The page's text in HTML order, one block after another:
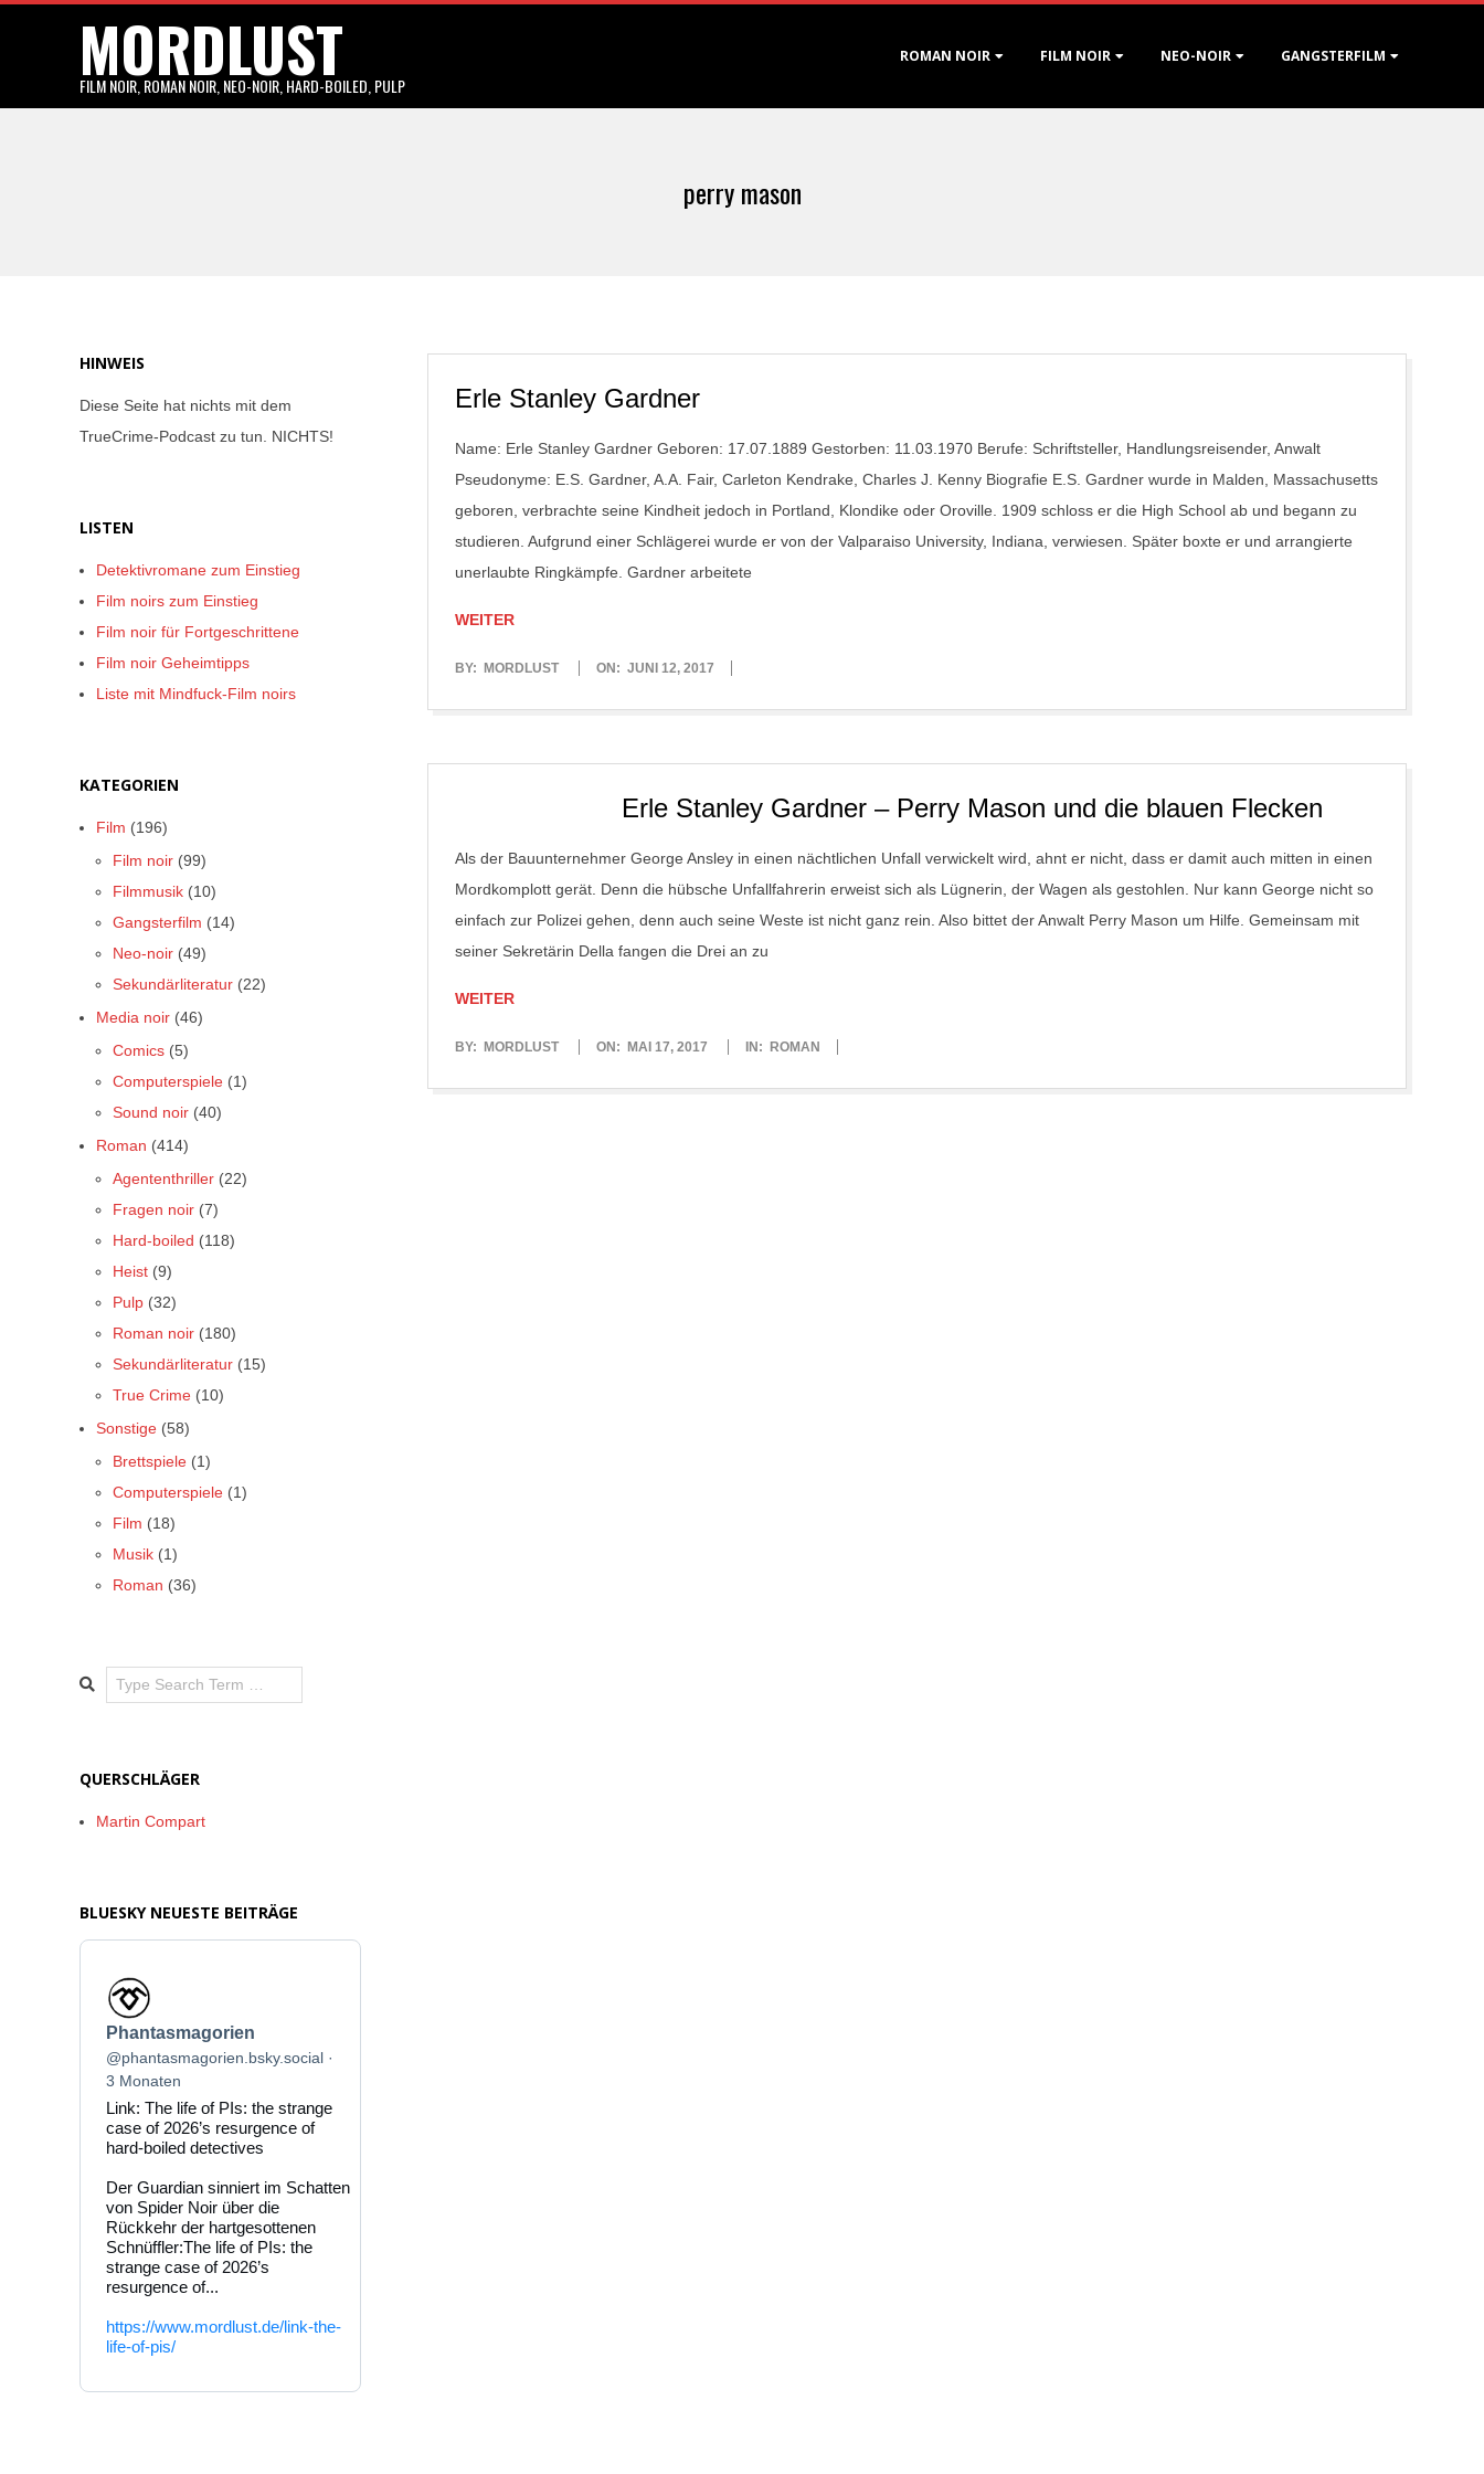
MORDLUST
FILM NOIR, ROMAN NOIR, NEO-NOIR, HARD-BOILED, PULP
ROMAN NOIR FILM NOIR NEO-NOIR GANGSTERFILM
perry mason
Erle Stanley Gardner
Name: Erle Stanley Gardner Geboren: 17.07.1889 Gestorben: 11.03.1970 Berufe: Schriftsteller, Handlungsreisender, Anwalt
Pseudonyme: E.S. Gardner, A.A. Fair, Carleton Kendrake, Charles J. Kenny Biografie E.S. Gardner wurde in Malden, Massachusetts
geboren, verbrachte seine Kindheit jedoch in Portland, Klondike oder Oroville. 1909 schloss er die High School ab und begann zu
studieren. Aufgrund einer Schlägerei wurde er von der Valparaiso University, Indiana, verwiesen. Später boxte er und arrangierte
unerlaubte Ringkämpfe. Gardner arbeitete
WEITER
2017-
BY: MORDLUST ON: JUNI 12, 2017
Erle Stanley Gardner – Perry Mason und die blauen Flecken
Als der Bauunternehmer George Ansley in einen nächtlichen Unfall verwickelt wird, ahnt er nicht, dass er damit auch mitten in einen
Mordkomplott gerät. Denn die hübsche Unfallfahrerin erweist sich als Lügnerin, der Wagen als gestohlen. Nur kann George nicht so
einfach zur Polizei gehen, denn auch seine Weste ist nicht ganz rein. Also bittet der Anwalt Perry Mason um Hilfe. Gemeinsam mit
seiner Sekretärin Della fangen die Drei an zu
WEITER
2017-
BY: MORDLUST ON: MAI 17, 2017 IN: ROMAN
HINWEIS
Diese Seite hat nichts mit dem
TrueCrime-Podcast zu tun. NICHTS!
LISTEN
Detektivromane zum Einstieg
Film noirs zum Einstieg
Film noir für Fortgeschrittene
Film noir Geheimtipps
Liste mit Mindfuck-Film noirs
KATEGORIEN
Film (196)
Film noir (99)
Filmmusik (10)
Gangsterfilm (14)
Neo-noir (49)
Sekundärliteratur (22)
Media noir (46)
Comics (5)
Computerspiele (1)
Sound noir (40)
Roman (414)
Agententhriller (22)
Fragen noir (7)
Hard-boiled (118)
Heist (9)
Pulp (32)
Roman noir (180)
Sekundärliteratur (15)
True Crime (10)
Sonstige (58)
Brettspiele (1)
Computerspiele (1)
Film (18)
Musik (1)
Roman (36)
Search
QUERSCHLÄGER
Martin Compart
BLUESKY NEUESTE BEITRÄGE
Beitrag
von
Phantasmagorien
auf
Bluesky
ansehen
Phantasmagorien
@phantasmagorien.bsky.social
3 Monaten
Link: The life of PIs: the strange
case of 2026’s resurgence of
hard-boiled detectives
Der Guardian sinniert im Schatten
von Spider Noir über die
Rückkehr der hartgesottenen
Schnüffler:The life of PIs: the
strange case of 2026’s
resurgence of...
https://www.mordlust.de/link-the-
life-of-pis/